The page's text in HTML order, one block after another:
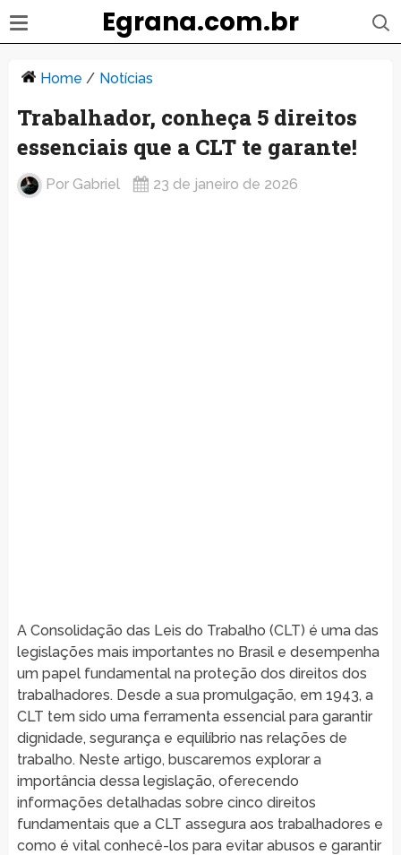
Egrana.com.br
Home / Notícias
Trabalhador, conheça 5 direitos
essenciais que a CLT te garante!
Por Gabriel 23 de janeiro de 2026
A Consolidação das Leis do Trabalho (CLT) é uma das
legislações mais importantes no Brasil e desempenha
um papel fundamental na proteção dos direitos dos
trabalhadores. Desde a sua promulgação, em 1943, a
CLT tem sido uma ferramenta essencial para garantir
dignidade, segurança e equilíbrio nas relações de
trabalho. Neste artigo, buscaremos explorar a
importância dessa legislação, oferecendo
informações detalhadas sobre cinco direitos
fundamentais que a CLT assegura aos trabalhadores e
como é vital conhecê-los para evitar abusos e garantir